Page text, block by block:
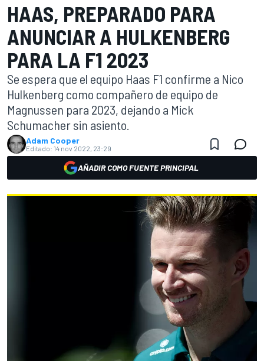
HAAS, PREPARADO PARA
ANUNCIAR A HULKENBERG
PARA LA F1 2023
Se espera que el equipo Haas F1 confirme a Nico
Hulkenberg como compañero de equipo de
Magnussen para 2023, dejando a Mick
Schumacher sin asiento.
Adam Cooper
Editado: 14 nov 2022, 23:29
AÑADIR COMO FUENTE PRINCIPAL